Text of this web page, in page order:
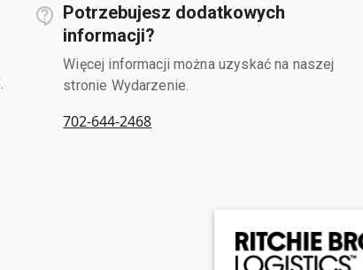
Potrzebujesz dodatkowych
informacji?
Więcej informacji można uzyskać na naszej
stronie Wydarzenie.
702-644-2468